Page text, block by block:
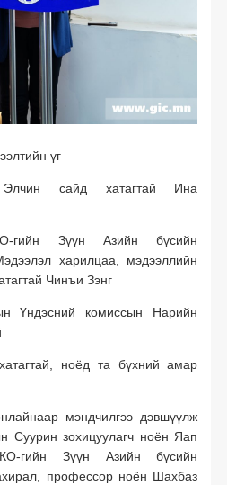
үүрэг хариуцлага болгосон нь
самуун
олон нийтийн харилцаа
сонгууль
нэвтрүүлэг
Бусад
(2018 он)
баталгаажуулсан дотоодын хууль
(2017 он)
мэдээлэх, мэдээлэл авах эрхийг
үг
сайд хатагтай Ина
гийн Зүүн Азийн бүсийн
харилцаа, мэдээллийн
Чинъи Зэнг
Үндэсний комиссын Нарийн
ноёд та бүхний амар
мэндчилгээ дэвшүүлж
Суурин зохицуулагч ноён Яап
гийн Зүүн Азийн бүсийн
профессор ноён Шахбаз